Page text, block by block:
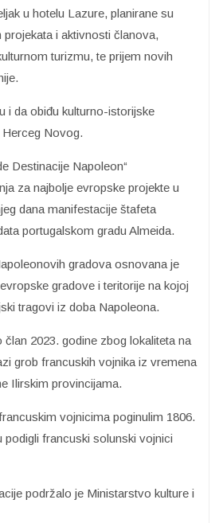
u hotelu Lazure, planirane su
i aktivnosti članova,
turizmu, te prijem novih
i da obiđu kulturno-istorijske
Novog.
Destinacije Napoleon“
za najbolje evropske projekte u
dana manifestacije štafeta
portugalskom gradu Almeida.
gradova osnovana je
gradove i teritorije na kojoj
tragovi iz doba Napoleona.
2023. godine zbog lokaliteta na
grob francuskih vojnika iz vremena
Ilirskim provincijama.
vojnicima poginulim 1806.
podigli francuski solunski vojnici
podržalo je Ministarstvo kulture i